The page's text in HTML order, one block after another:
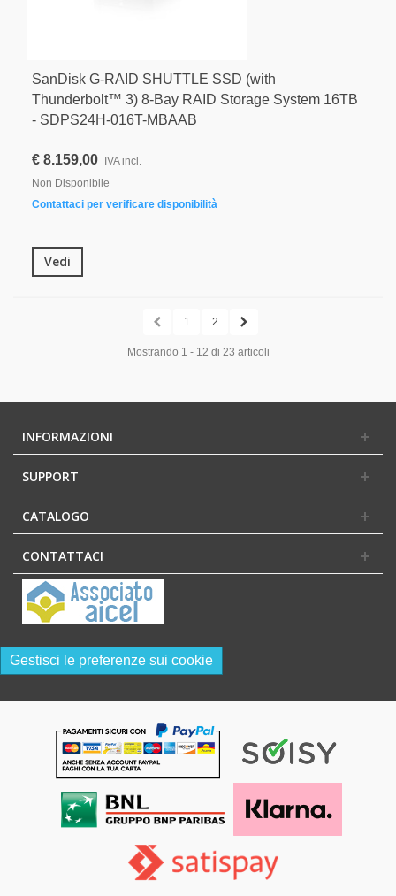
SanDisk G-RAID SHUTTLE SSD (with
Thunderbolt™ 3) 8-Bay RAID Storage System 16TB
- SDPS24H-016T-MBAAB
€ 8.159,00 IVA incl.
Non Disponibile
Contattaci per verificare disponibilità
Vedi
1 2
Mostrando 1 - 12 di 23 articoli
INFORMAZIONI
SUPPORT
CATALOGO
CONTATTACI
Gestisci le preferenze sui cookie